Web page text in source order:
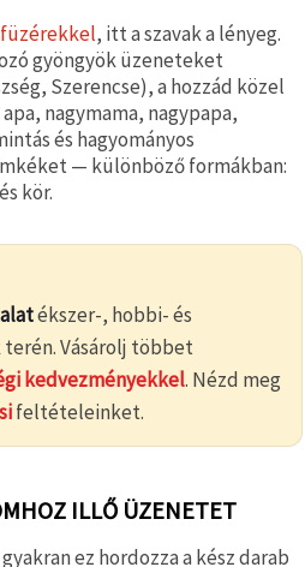
, itt a szavak a lényeg.
gyöngyök üzeneteket
Szerencse), a hozzád közel
nagymama, nagypapa,
és hagyományos
— különböző formákban:
kör.
ékszer-, hobbi- és
Vásárolj többet
kedvezményekkel. Nézd meg
feltételeinket.
ILLŐ ÜZENETET
ez hordozza a kész darab